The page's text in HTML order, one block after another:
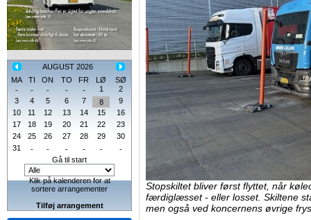
AUGUST 2026
MA
TI ON TO FR LØ
SØ
-
- - - - 1
2
3
4 5 6 7 8
9
10
11 12 13 14 15
16
17
18 19 20 21 22
23
24
25 26 27 28 29
30
31
- - - - -
-
Gå til start
Klik på kalenderen for at
sortere arrangementer
Tilføj arrangement
Stopskiltet bliver først flyttet, når
færdiglæsset - eller losset. Skiltene
men også ved koncernens øvrige